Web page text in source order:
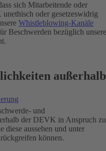
sich Mitarbeitende oder
oder gesetzeswidrig
Whistleblowing-Kanäle
Beschwerden bezüglich
außerhalb
und
der DEVK in Anspruch zu
diese aussehen und unter
können.